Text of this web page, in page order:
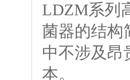
LDZM系列
菌器的结构
中不涉及昂
本。